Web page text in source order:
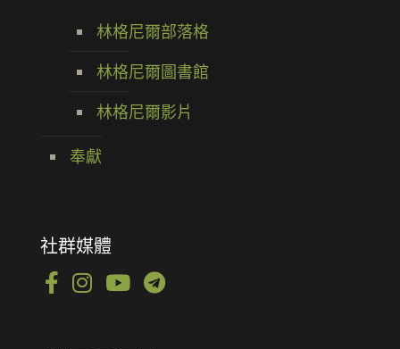
林格尼爾部落格
林格尼爾圖書館
林格尼爾影片
奉獻
社群媒體